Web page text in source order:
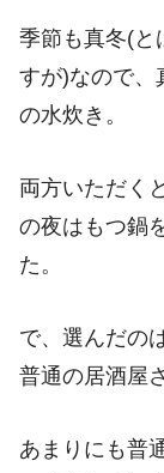
季節も真冬(と
すが)なので、
の水炊き。
両方いただく
の夜はもつ鍋
た。
で、選んだの
普通の居酒屋
あまりにも普